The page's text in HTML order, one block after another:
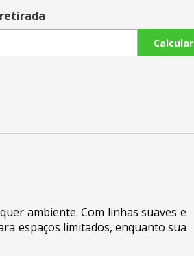
Calcular
ambiente. Com linhas suaves e
espaços limitados, enquanto sua